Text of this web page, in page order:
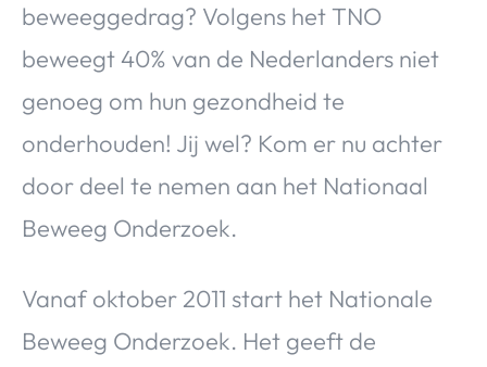
Food & Drinks Health & Beauty Gadgets
Huis & Tuin
beweeggedrag? Volgens het TNO
beweegt 40% van de Nederlanders niet
genoeg om hun gezondheid te
onderhouden! Jij wel? Kom er nu achter
door deel te nemen aan het Nationaal
Beweeg Onderzoek.
Vanaf oktober 2011 start het Nationale
Beweeg Onderzoek. Het geeft de